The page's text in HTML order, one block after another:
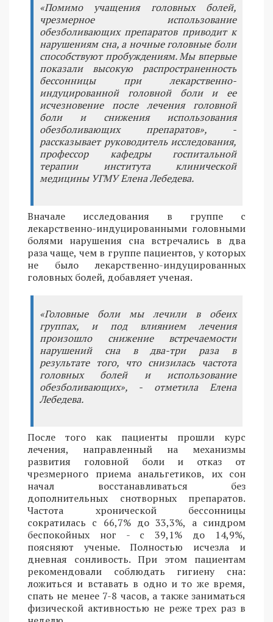
«Помимо учащения головных болей,
чрезмерное использование
обезболивающих препаратов приводит к
нарушениям сна, а ночные головные боли
способствуют пробуждениям. Мы впервые
показали высокую распространенность
бессонницы при лекарственно-
индуцированной головной боли и ее
исчезновение после лечения головной
боли и снижения использования
обезболивающих препаратов», -
рассказывает руководитель исследования,
профессор кафедры госпитальной
терапии института клинической
медицины УГМУ Елена Лебедева.
Вначале исследования в группе с
лекарственно-индуцированными головными
болями нарушения сна встречались в два
раза чаще, чем в группе пациентов, у которых
не было лекарственно-индуцированных
головных болей, добавляет ученая.
«Головные боли мы лечили в обеих
группах, и под влиянием лечения
произошло снижение встречаемости
нарушений сна в два-три раза в
результате того, что снизилась частота
головных болей и использование
обезболивающих», - отметила Елена
Лебедева.
После того как пациенты прошли курс
лечения, направленный на механизмы
развития головной боли и отказ от
чрезмерного приема анальгетиков, их сон
начал восстанавливаться без
дополнительных снотворных препаратов.
Частота хронической бессонницы
сократилась с 66,7% до 33,3%, а синдром
беспокойных ног - с 39,1% до 14,9%,
поясняют ученые. Полностью исчезла и
дневная сонливость. При этом пациентам
рекомендовали соблюдать гигиену сна:
ложиться и вставать в одно и то же время,
спать не менее 7-8 часов, а также заниматься
физической активностью не реже трех раз в